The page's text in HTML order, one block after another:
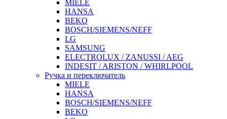
MIELE
HANSA
BEKO
BOSCH/SIEMENS/NEFF
LG
SAMSUNG
ELECTROLUX / ZANUSSI / AEG
INDESIT / ARISTON / WHIRLPOOL
Ручка и переключатель
MIELE
HANSA
BOSCH/SIEMENS/NEFF
BEKO